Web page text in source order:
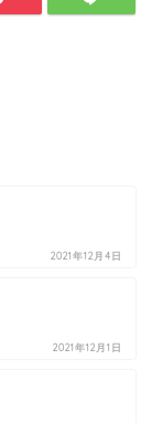
2021年12月4日
2021年12月1日